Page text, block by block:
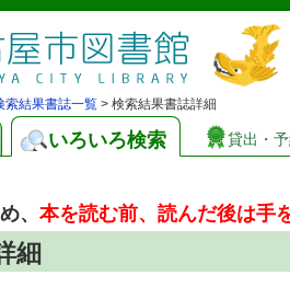
索結果書誌一覧 > 検索結果書誌詳細
いろいろ検索 貸出・
、本を読む前、読んだ後は手
細